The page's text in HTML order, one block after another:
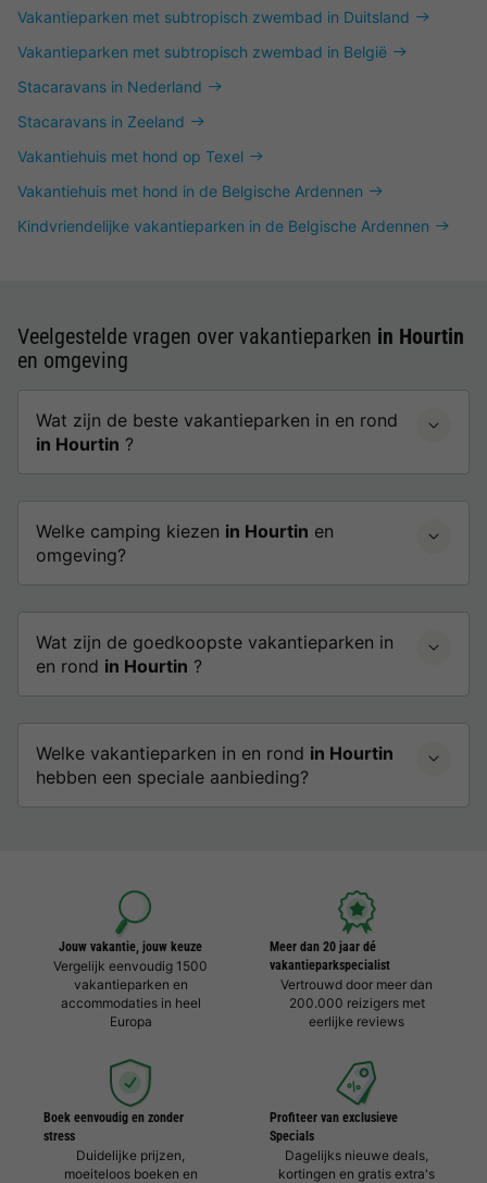
Vakantieparken met subtropisch zwembad in Duitsland
Vakantieparken met subtropisch zwembad in België
Stacaravans in Nederland
Stacaravans in Zeeland
Vakantiehuis met hond op Texel
Vakantiehuis met hond in de Belgische Ardennen
Kindvriendelijke vakantieparken in de Belgische Ardennen
Veelgestelde vragen over vakantieparken in Hourtin
en omgeving
Wat zijn de beste vakantieparken in en rond
in Hourtin ?
Welke camping kiezen in Hourtin en
omgeving?
Wat zijn de goedkoopste vakantieparken in
en rond in Hourtin ?
Welke vakantieparken in en rond in Hourtin
hebben een speciale aanbieding?
Jouw vakantie, jouw keuze
Vergelijk eenvoudig 1500
vakantieparken en
accommodaties in heel
Europa
Meer dan 20 jaar dé
vakantieparkspecialist
Vertrouwd door meer dan
200.000 reizigers met
eerlijke reviews
Boek eenvoudig en zonder
stress
Duidelijke prijzen,
moeiteloos boeken en
Profiteer van exclusieve
Specials
Dagelijks nieuwe deals,
kortingen en gratis extra's